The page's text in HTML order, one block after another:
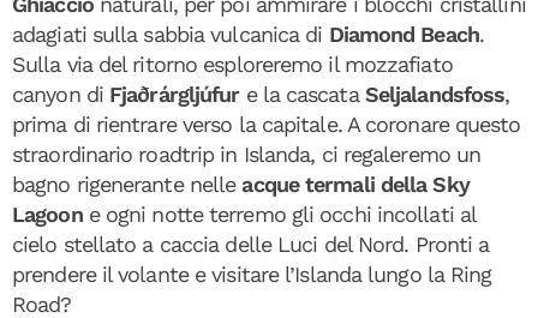
adagiati sulla sabbia vulcanica di Diamond Beach.
Sulla via del ritorno esploreremo il mozzafiato
canyon di Fjaðrárgljúfur e la cascata Seljalandsfoss,
prima di rientrare verso la capitale. A coronare questo
straordinario roadtrip in Islanda, ci regaleremo un
bagno rigenerante nelle acque termali della Sky
Lagoone ogni notte terremo gli occhi incollati al
cielo stellato a caccia delle Luci del Nord. Pronti a
prendere il volante e visitare l’Islanda lungo la Ring
Road?